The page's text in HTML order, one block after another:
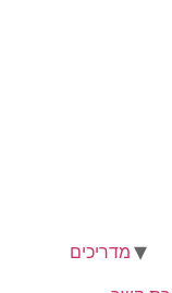
מדריכים